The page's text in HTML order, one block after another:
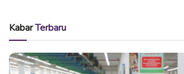
KabarTerbaru